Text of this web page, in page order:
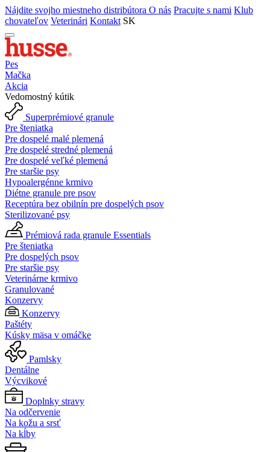
Nájdite svojho miestneho distribútora O nás Pracujte s nami Klub
chovateľov Veterinári Kontakt SK
Pes
Mačka
Akcia
Vedomostný kútik
Superprémiové granule
Pre šteniatka
Pre dospelé malé plemená
Pre dospelé stredné plemená
Pre dospelé veľké plemená
Pre staršie psy
Hypoalergénne krmivo
Diétne granule pre psov
Receptúra bez obilnín pre dospelých psov
Sterilizované psy
Prémiová rada granule Essentials
Pre šteniatka
Pre dospelých psov
Pre staršie psy
Veterinárne krmivo
Granulované
Konzervy
Konzervy
Paštéty
Kúsky mäsa v omáčke
Pamlsky
Dentálne
Výcvikové
Doplnky stravy
Na odčervenie
Na kožu a srsť
Na kĺby